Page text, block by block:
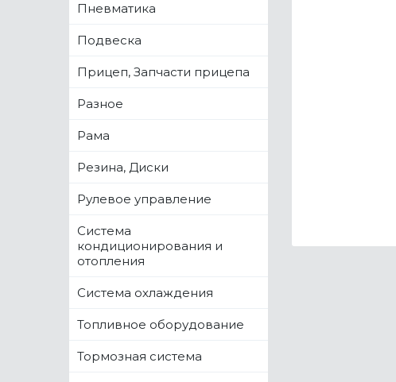
Пневматика
Подвеска
Прицеп, Запчасти прицепа
Разное
Рама
Резина, Диски
Рулевое управление
Система
кондиционирования и
отопления
Система охлаждения
Топливное оборудование
Тормозная система